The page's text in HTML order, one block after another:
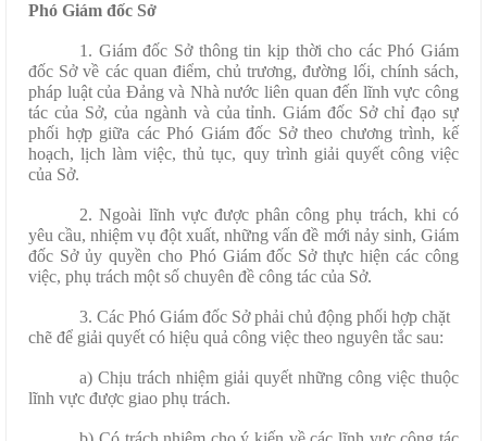
Phó Giám đốc Sở
1. Giám đốc Sở thông tin kịp thời cho các Phó Giám
đốc Sở về các quan điểm, chủ trương, đường lối, chính sách,
pháp luật của Đảng và Nhà nước liên quan đến lĩnh vực công
tác của Sở, của ngành và của tỉnh. Giám đốc Sở chỉ đạo sự
phối hợp giữa các Phó Giám đốc Sở theo chương trình, kế
hoạch, lịch làm việc, thủ tục, quy trình giải quyết công việc
của Sở.
2. Ngoài lĩnh vực được phân công phụ trách, khi có
yêu cầu, nhiệm vụ đột xuất, những vấn đề mới nảy sinh, Giám
đốc Sở ủy quyền cho Phó Giám đốc Sở thực hiện các công
việc, phụ trách một số chuyên đề công tác của Sở.
3. Các Phó Giám đốc Sở phải chủ động phối hợp chặt
chẽ để giải quyết có hiệu quả công việc theo nguyên tắc sau:
a) Chịu trách nhiệm giải quyết những công việc thuộc
lĩnh vực được giao phụ trách.